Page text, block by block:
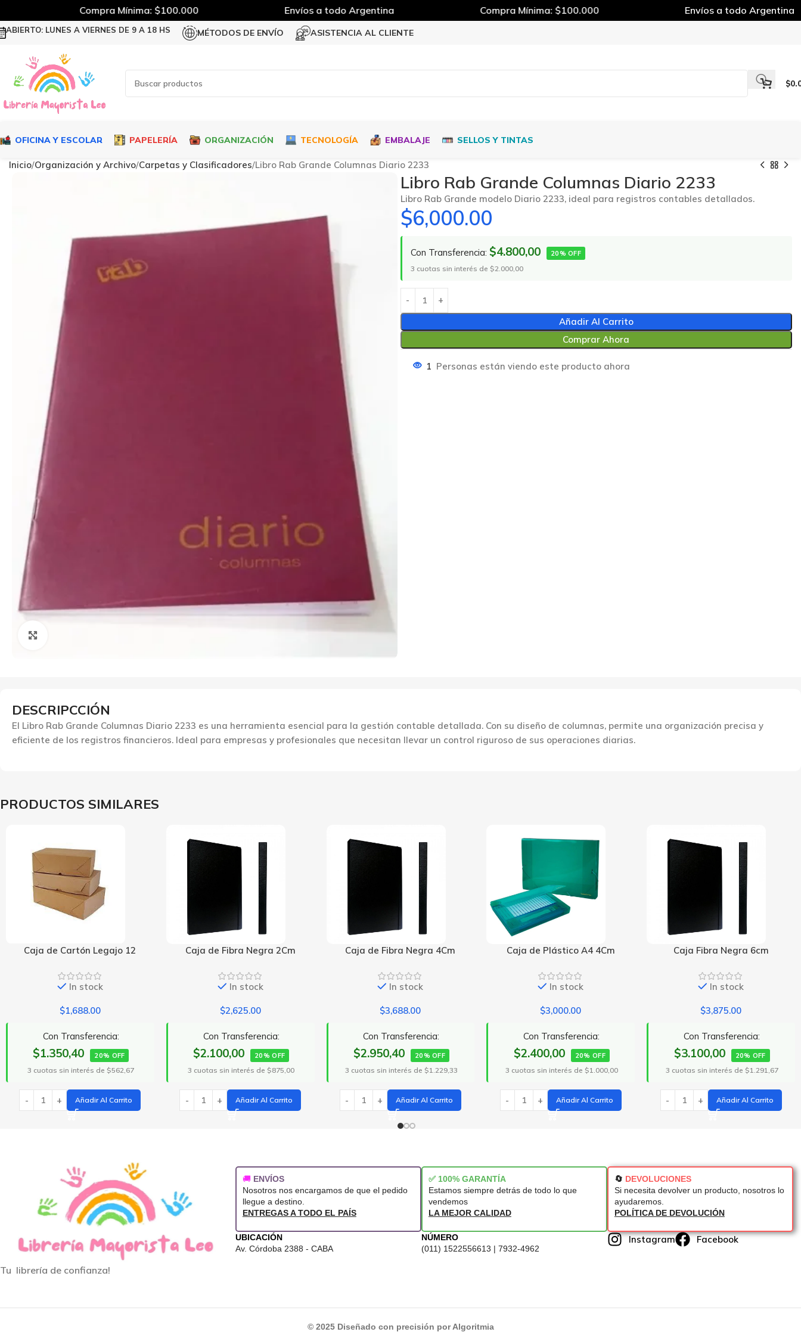
ABIERTO: LUNES A VIERNES DE 9 A 18 HS MÉTODOS DE ENVÍO ASISTENCIA AL CLIENTE
$
OFICINA Y ESCOLAR PAPELERÍA ORGANIZACIÓN TECNOLOGÍA EMBALAJE SELLOS Y TINTAS
Inicio Organización y Archivo Carpetas y Clasificadores Libro Rab Grande Columnas Diario 2233
Libro Rab Grande Columnas Diario 2233
Libro Rab Grande modelo Diario 2233, ideal para registros contables detallados.
$6,000.00
Con Transferencia: $4.800,00 20% OFF
3 cuotas sin interés de $2.000,00
Añadir Al Carrito
Comprar Ahora
1 Personas están viendo este producto ahora
DESCRIPCCIÓN
El Libro Rab Grande Columnas Diario 2233 es una herramienta esencial para la gestión contable detallada. Con su diseño de columnas, permite una organización precisa y
eficiente de los registros financieros. Ideal para empresas y profesionales que necesitan llevar un control riguroso de sus operaciones diarias.
PRODUCTOS SIMILARES
Caja de Fibra Negra 2Cm
In stock
$2,625.00
Con Transferencia:
$2.100,00 20% OFF
3 cuotas sin interés de $875,00
Añadir Al Carrito
Caja de Fibra Negra 4Cm
In stock
$3,688.00
Con Transferencia:
$2.950,40 20% OFF
3 cuotas sin interés de $1.229,33
Añadir Al Carrito
Caja de Plástico A4 4Cm
In stock
$3,000.00
Con Transferencia:
$2.400,00 20% OFF
3 cuotas sin interés de $1.000,00
Añadir Al Carrito
Caja Fibra Negra 6cm
In stock
$3,875.00
Con Transferencia:
$3.100,00 20% OFF
3 cuotas sin interés de $1.291,67
Añadir Al Carrito
Carpeta 3 Solapas
In stock
$612.50
Con Transferencia:$490,00
20% OFF
3 cuotas sin interés de $204,17
Seleccionar Opciones
Tu librería de confianza!
🚚 ENVÍOS
Nosotros nos encargamos de que el pedido
llegue a destino.
ENTREGAS A TODO EL PAÍS
✅ 100% GARANTÍA
Estamos siempre detrás de todo lo que
vendemos
LA MEJOR CALIDAD
🔄 DEVOLUCIONES
Si necesita devolver un producto, nosotros lo
ayudaremos.
POLÍTICA DE DEVOLUCIÓN
UBICACIÓN
Av. Córdoba 2388 - CABA
NÚMERO
(011) 1522556613 | 7932-4962
Instagram Facebook
© 2025 Diseñado con precisión por Algoritmia
Compra Mínima: $100.000 Envíos a todo Argentina Compra Mínima: $100.000 Envíos a todo Argentina